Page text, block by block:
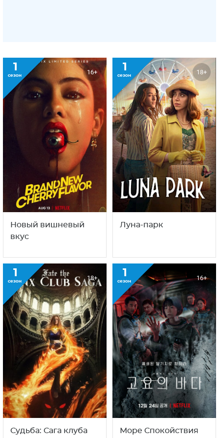
1
сезон 16+
Новый вишневый
вкус
1
сезон 18+
Луна-парк
1
сезон 18+
Судьба: Сага клуба
1
сезон 16+
Море Спокойствия